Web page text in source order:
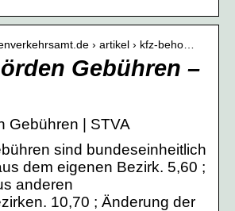
› artikel › kfz-beho…
Gebühren –
Gebühren | STVA
sind bundeseinheitlich
dem eigenen Bezirk. 5,60 ;
anderen
10,70 ; Änderung der